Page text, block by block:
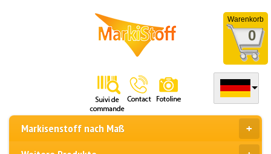
Warenkorb
0
Markisenstoff nach Maß